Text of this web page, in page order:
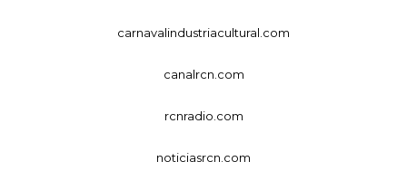
carnavalindustriacultural.com
canalrcn.com
rcnradio.com
noticiasrcn.com